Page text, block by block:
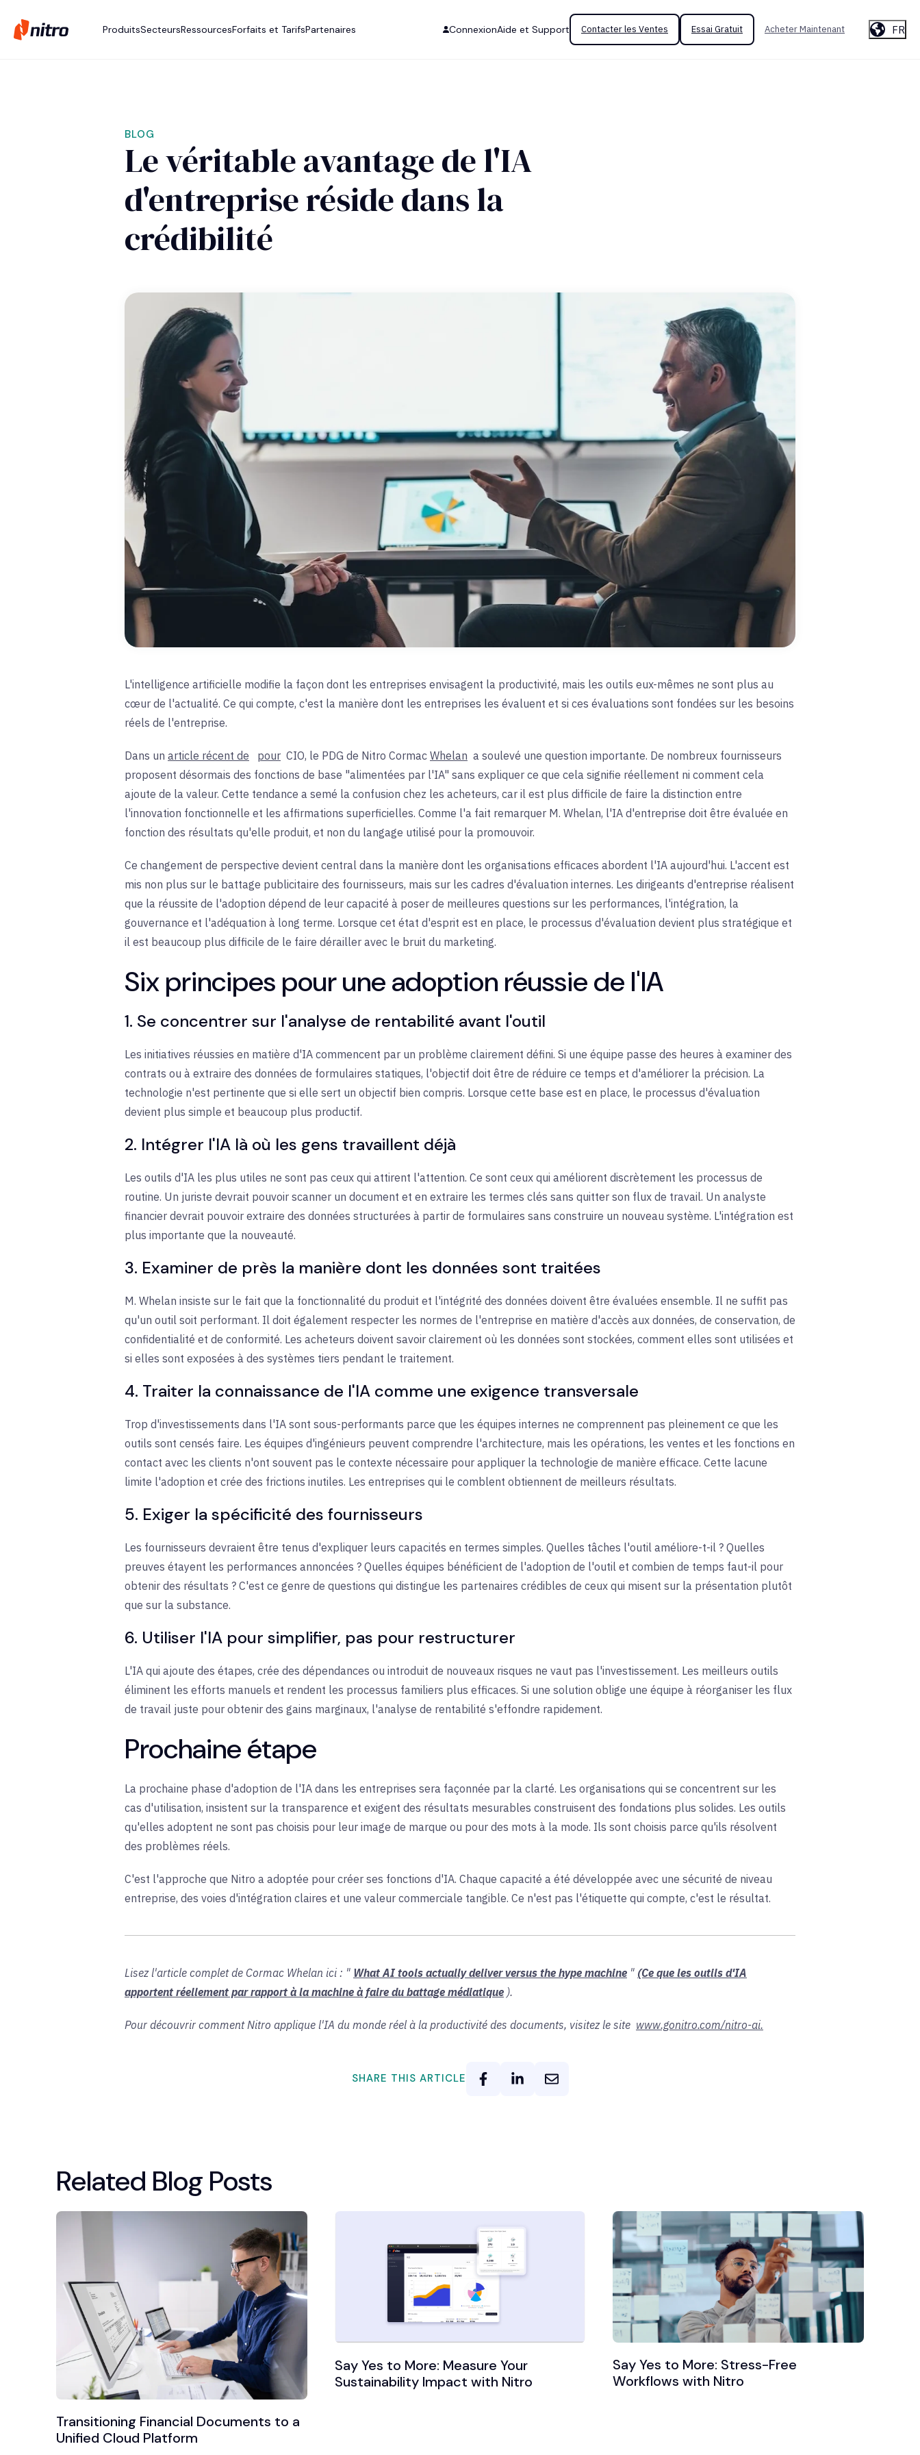
ProduitsSecteursRessourcesForfaits et TarifsPartenaires ConnexionAide et Support Contacter les Ventes Essai Gratuit Acheter Maintenant FR
BLOG
Le véritable avantage de l'IA
d'entreprise réside dans la
crédibilité
L'intelligence artificielle modifie la façon dont les entreprises envisagent la productivité, mais les outils eux-mêmes ne sont plus au
cœur de l'actualité. Ce qui compte, c'est la manière dont les entreprises les évaluent et si ces évaluations sont fondées sur les besoins
réels de l'entreprise.
Dans un article récent de pour CIO, le PDG de Nitro Cormac Whelan a soulevé une question importante. De nombreux fournisseurs
proposent désormais des fonctions de base "alimentées par l'IA" sans expliquer ce que cela signifie réellement ni comment cela
ajoute de la valeur. Cette tendance a semé la confusion chez les acheteurs, car il est plus difficile de faire la distinction entre
l'innovation fonctionnelle et les affirmations superficielles. Comme l'a fait remarquer M. Whelan, l'IA d'entreprise doit être évaluée en
fonction des résultats qu'elle produit, et non du langage utilisé pour la promouvoir.
Ce changement de perspective devient central dans la manière dont les organisations efficaces abordent l'IA aujourd'hui. L'accent est
mis non plus sur le battage publicitaire des fournisseurs, mais sur les cadres d'évaluation internes. Les dirigeants d'entreprise réalisent
que la réussite de l'adoption dépend de leur capacité à poser de meilleures questions sur les performances, l'intégration, la
gouvernance et l'adéquation à long terme. Lorsque cet état d'esprit est en place, le processus d'évaluation devient plus stratégique et
il est beaucoup plus difficile de le faire dérailler avec le bruit du marketing.
Six principes pour une adoption réussie de l'IA
1. Se concentrer sur l'analyse de rentabilité avant l'outil
Les initiatives réussies en matière d'IA commencent par un problème clairement défini. Si une équipe passe des heures à examiner des
contrats ou à extraire des données de formulaires statiques, l'objectif doit être de réduire ce temps et d'améliorer la précision. La
technologie n'est pertinente que si elle sert un objectif bien compris. Lorsque cette base est en place, le processus d'évaluation
devient plus simple et beaucoup plus productif.
2. Intégrer l'IA là où les gens travaillent déjà
Les outils d'IA les plus utiles ne sont pas ceux qui attirent l'attention. Ce sont ceux qui améliorent discrètement les processus de
routine. Un juriste devrait pouvoir scanner un document et en extraire les termes clés sans quitter son flux de travail. Un analyste
financier devrait pouvoir extraire des données structurées à partir de formulaires sans construire un nouveau système. L'intégration est
plus importante que la nouveauté.
3. Examiner de près la manière dont les données sont traitées
M. Whelan insiste sur le fait que la fonctionnalité du produit et l'intégrité des données doivent être évaluées ensemble. Il ne suffit pas
qu'un outil soit performant. Il doit également respecter les normes de l'entreprise en matière d'accès aux données, de conservation, de
confidentialité et de conformité. Les acheteurs doivent savoir clairement où les données sont stockées, comment elles sont utilisées et
si elles sont exposées à des systèmes tiers pendant le traitement.
4. Traiter la connaissance de l'IA comme une exigence transversale
Trop d'investissements dans l'IA sont sous-performants parce que les équipes internes ne comprennent pas pleinement ce que les
outils sont censés faire. Les équipes d'ingénieurs peuvent comprendre l'architecture, mais les opérations, les ventes et les fonctions en
contact avec les clients n'ont souvent pas le contexte nécessaire pour appliquer la technologie de manière efficace. Cette lacune
limite l'adoption et crée des frictions inutiles. Les entreprises qui le comblent obtiennent de meilleurs résultats.
5. Exiger la spécificité des fournisseurs
Les fournisseurs devraient être tenus d'expliquer leurs capacités en termes simples. Quelles tâches l'outil améliore-t-il ? Quelles
preuves étayent les performances annoncées ? Quelles équipes bénéficient de l'adoption de l'outil et combien de temps faut-il pour
obtenir des résultats ? C'est ce genre de questions qui distingue les partenaires crédibles de ceux qui misent sur la présentation plutôt
que sur la substance.
6. Utiliser l'IA pour simplifier, pas pour restructurer
L'IA qui ajoute des étapes, crée des dépendances ou introduit de nouveaux risques ne vaut pas l'investissement. Les meilleurs outils
éliminent les efforts manuels et rendent les processus familiers plus efficaces. Si une solution oblige une équipe à réorganiser les flux
de travail juste pour obtenir des gains marginaux, l'analyse de rentabilité s'effondre rapidement.
Prochaine étape
La prochaine phase d'adoption de l'IA dans les entreprises sera façonnée par la clarté. Les organisations qui se concentrent sur les
cas d'utilisation, insistent sur la transparence et exigent des résultats mesurables construisent des fondations plus solides. Les outils
qu'elles adoptent ne sont pas choisis pour leur image de marque ou pour des mots à la mode. Ils sont choisis parce qu'ils résolvent
des problèmes réels.
C'est l'approche que Nitro a adoptée pour créer ses fonctions d'IA. Chaque capacité a été développée avec une sécurité de niveau
entreprise, des voies d'intégration claires et une valeur commerciale tangible. Ce n'est pas l'étiquette qui compte, c'est le résultat.
Lisez l'article complet de Cormac Whelan ici : " What AI tools actually deliver versus the hype machine " (Ce que les outils d'IA
apportent réellement par rapport à la machine à faire du battage médiatique ).
Pour découvrir comment Nitro applique l'IA du monde réel à la productivité des documents, visitez le site www.gonitro.com/nitro-ai.
SHARE THIS ARTICLE
Related Blog Posts
Transitioning Financial Documents to a
Unified Cloud Platform
Say Yes to More: Measure Your
Sustainability Impact with Nitro
Say Yes to More: Stress-Free
Workflows with Nitro